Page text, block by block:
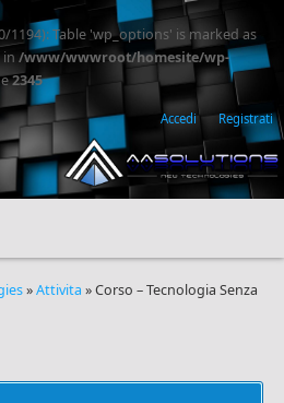
1194): Table 'wp_options' is marked as
/www/wwwroot/homesite/wp-
2345
Accedi Registrati
»Attivita » Corso – Tecnologia Senza